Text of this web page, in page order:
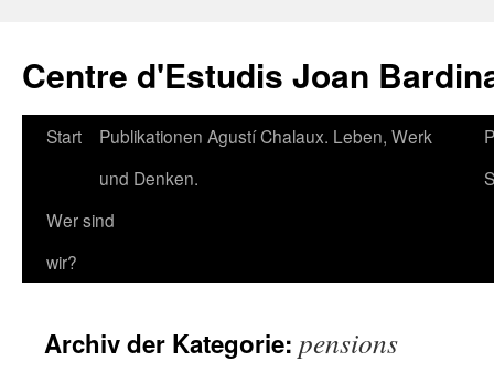
springen
Centre d'Estudis Joan
Start
Publikationen Agustí Chalaux. Leben, Werk
und Denken.
Wer sind
wir?
Archiv der Kategorie: pensions